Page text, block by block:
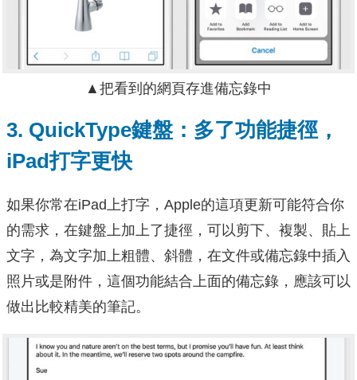
▲把看到的網頁存進備忘錄中
3. QuickType鍵盤：多了功能捷徑，
iPad打字更快
如果你常在iPad上打字，Apple的這項更新可能符合你
的需求，在鍵盤上加上了捷徑，可以剪下、複製、貼上
文字，為文字加上粗體、斜體，在文件或備忘錄中插入
照片或是附件，這個功能結合上面的備忘錄，應該可以
做出比較精美的筆記。